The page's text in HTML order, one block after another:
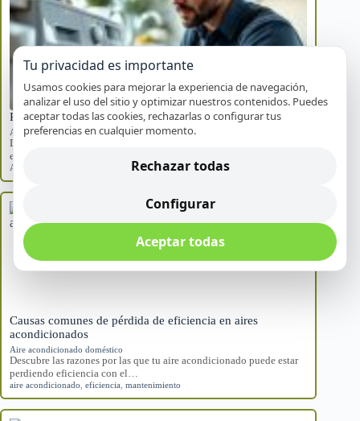
Pasos seguros cuando tu electrodoméstico falla en Alicante
Averías frecuentes
Descubre cómo actuar de manera segura cuando un
electrodoméstico falla en tu hogar. Sigue estos…
Alicante fallos repentinos
Causas comunes de pérdida de eficiencia en aires
acondicionados
Aire acondicionado doméstico
Descubre las razones por las que tu aire acondicionado puede estar
perdiendo eficiencia con el…
aire acondicionado eficiencia mantenimiento
Tu privacidad es importante
Usamos cookies para mejorar la experiencia de navegación,
analizar el uso del sitio y optimizar nuestros contenidos. Puedes
aceptar todas las cookies, rechazarlas o configurar tus
preferencias en cualquier momento.
Rechazar todas
Configurar
Aceptar todas